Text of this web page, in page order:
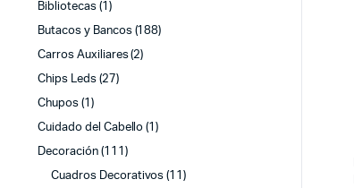
Bibliotecas (1)
Butacos y Bancos (188)
Carros Auxiliares (2)
Chips Leds (27)
Chupos (1)
Cuidado del Cabello (1)
Decoración (111)
Cuadros Decorativos (11)